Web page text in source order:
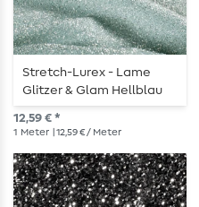
Stretch-Lurex - Lame
Glitzer & Glam Hellblau
12,59 € *
1 Meter | 12,59 € / Meter